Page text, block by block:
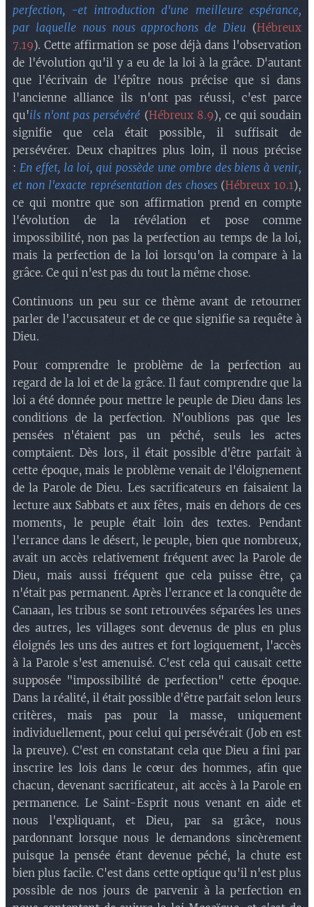
perfection, -et introduction d'une meilleure espérance,
par laquelle nous nous approchons de Dieu (Hébreux
7.19). Cette affirmation se pose déjà dans l'observation
de l'évolution qu'il y a eu de la loi à la grâce. D'autant
que l'écrivain de l'épître nous précise que si dans
l'ancienne alliance ils n'ont pas réussi, c'est parce
qu'ils n'ont pas persévéré (Hébreux 8.9), ce qui soudain
signifie que cela était possible, il suffisait de
persévérer. Deux chapitres plus loin, il nous précise
: En effet, la loi, qui possède une ombre des biens à venir,
et non l'exacte représentation des choses (Hébreux 10.1),
ce qui montre que son affirmation prend en compte
l'évolution de la révélation et pose comme
impossibilité, non pas la perfection au temps de la loi,
mais la perfection de la loi lorsqu'on la compare à la
grâce. Ce qui n'est pas du tout la même chose.
Continuons un peu sur ce thème avant de retourner
parler de l'accusateur et de ce que signifie sa requête à
Dieu.
Pour comprendre le problème de la perfection au
regard de la loi et de la grâce. Il faut comprendre que la
loi a été donnée pour mettre le peuple de Dieu dans les
conditions de la perfection. N'oublions pas que les
pensées n'étaient pas un péché, seuls les actes
comptaient. Dès lors, il était possible d'être parfait à
cette époque, mais le problème venait de l'éloignement
de la Parole de Dieu. Les sacrificateurs en faisaient la
lecture aux Sabbats et aux fêtes, mais en dehors de ces
moments, le peuple était loin des textes. Pendant
l'errance dans le désert, le peuple, bien que nombreux,
avait un accès relativement fréquent avec la Parole de
Dieu, mais aussi fréquent que cela puisse être, ça
n'était pas permanent. Après l'errance et la conquête de
Canaan, les tribus se sont retrouvées séparées les unes
des autres, les villages sont devenus de plus en plus
éloignés les uns des autres et fort logiquement, l'accès
à la Parole s'est amenuisé. C'est cela qui causait cette
supposée "impossibilité de perfection" cette époque.
Dans la réalité, il était possible d'être parfait selon leurs
critères, mais pas pour la masse, uniquement
individuellement, pour celui qui persévérait (Job en est
la preuve). C'est en constatant cela que Dieu a fini par
inscrire les lois dans le cœur des hommes, afin que
chacun, devenant sacrificateur, ait accès à la Parole en
permanence. Le Saint-Esprit nous venant en aide et
nous l'expliquant, et Dieu, par sa grâce, nous
pardonnant lorsque nous le demandons sincèrement
puisque la pensée étant devenue péché, la chute est
bien plus facile. C'est dans cette optique qu'il n'est plus
possible de nos jours de parvenir à la perfection en